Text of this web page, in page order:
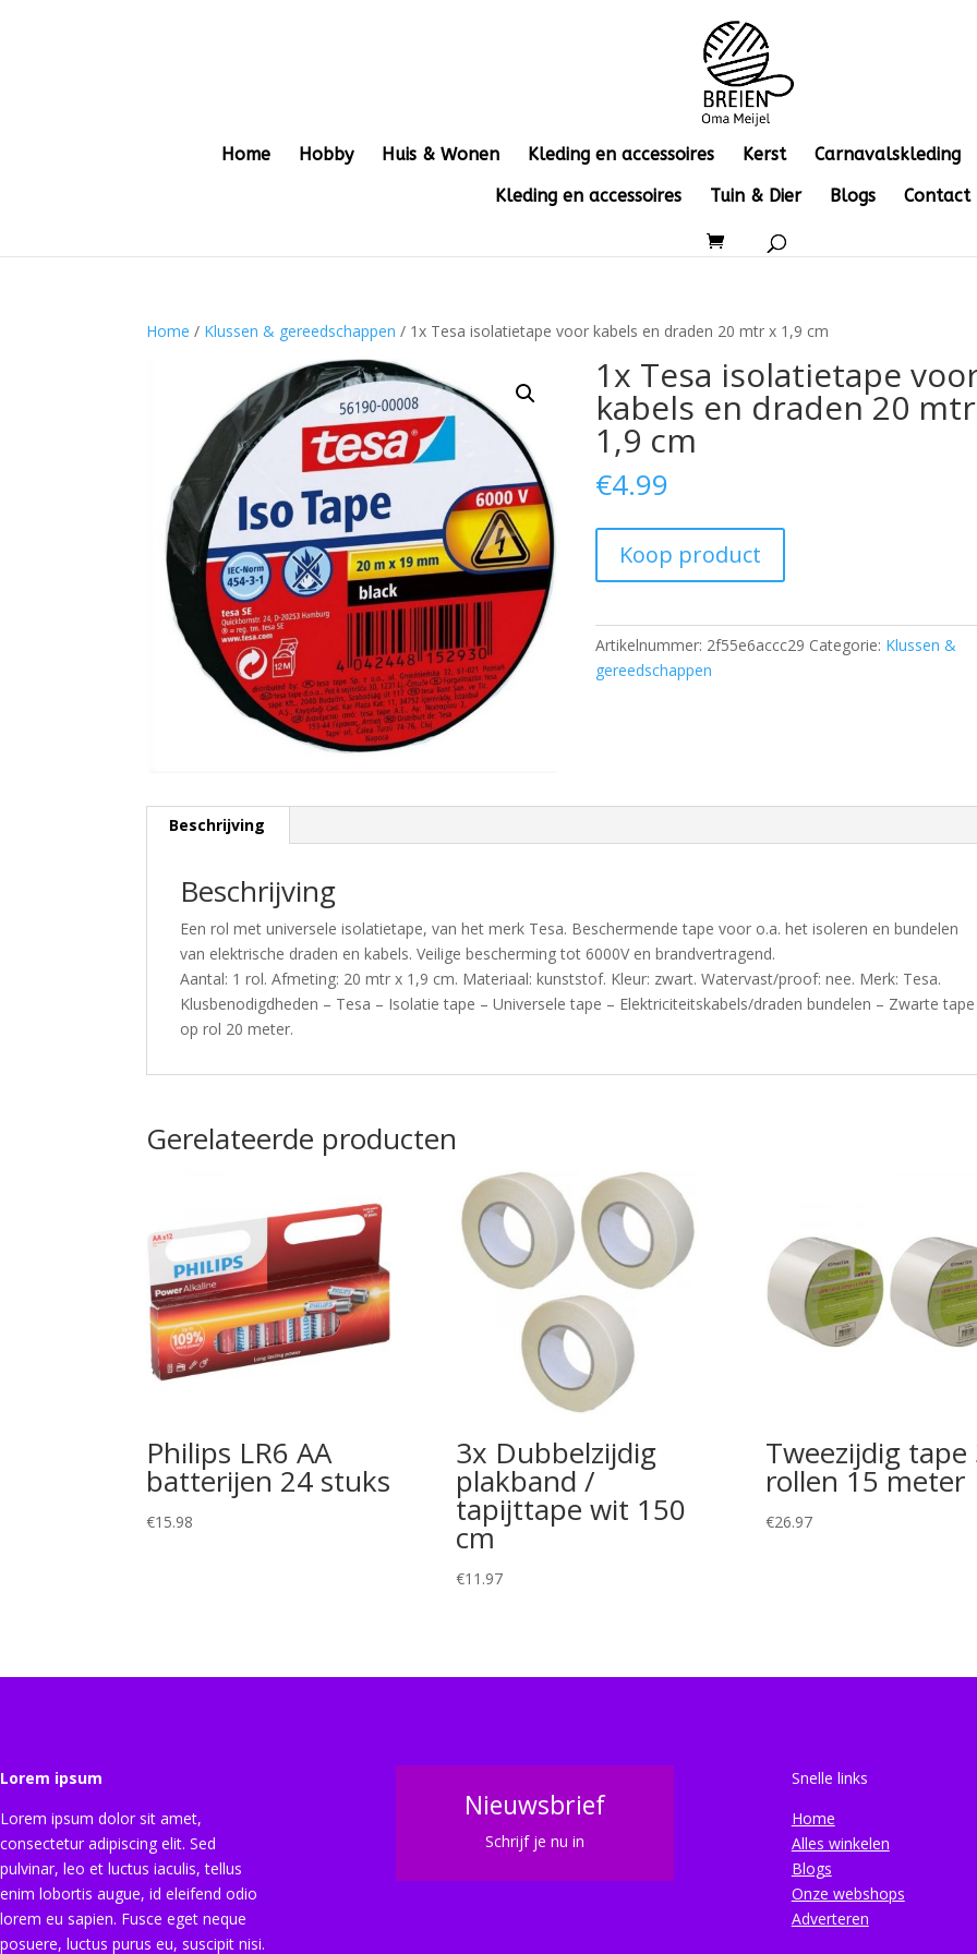
Home Hobby Huis & Wonen Kleding en accessoires Kerst
Carnavalskleding
Kleding en accessoires
Tuin & Dier Blogs Contact
Home / Klussen & gereedschappen / 1x Tesa isolatietape voor kabels en draden 20 mtr x 1,9 cm
1x Tesa isolatietape
kabels en draden 20
1,9 cm
€4.99
Koop product
Artikelnummer: 2f55e6accc29 Categorie: Klussen &
gereedschappen
Beschrijving
Beschrijving
Een rol met universele isolatietape, van het merk Tesa. Beschermende tape voor o.a. het isoleren en bundelen
van elektrische draden en kabels. Veilige bescherming tot 6000V en brandvertragend.
Aantal: 1 rol. Afmeting: 20 mtr x 1,9 cm. Materiaal: kunststof. Kleur: zwart. Watervast/proof: nee. Merk: Tesa.
Klusbenodigdheden – Tesa – Isolatie tape – Universele tape – Elektriciteitskabels/draden bundelen – Zwarte tape
op rol 20 meter.
Gerelateerde producten
Philips LR6 AA
batterijen 24 stuks
€15.98
3x Dubbelzijdig
plakband /
tapijttape wit 150
cm
€11.97
Tweezijdig tape
rollen 15 meter
€26.97
Lorem ipsum
Lorem ipsum dolor sit amet,
consectetur adipiscing elit. Sed
pulvinar, leo et luctus iaculis, tellus
enim lobortis augue, id eleifend odio
lorem eu sapien. Fusce eget neque
posuere, luctus purus eu, suscipit nisi.
Nieuwsbrief
Schrijf je nu in
Snelle links
Home
Alles winkelen
Blogs
Onze webshops
Adverteren